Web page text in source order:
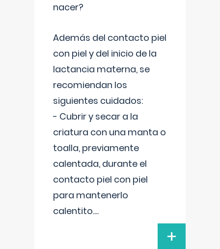
nacer?
Además del contacto piel
con piel y del inicio de la
lactancia materna, se
recomiendan los
siguientes cuidados:
- Cubrir y secar a la
criatura con una manta o
toalla, previamente
calentada, durante el
contacto piel con piel
para mantenerlo
calentito....
+